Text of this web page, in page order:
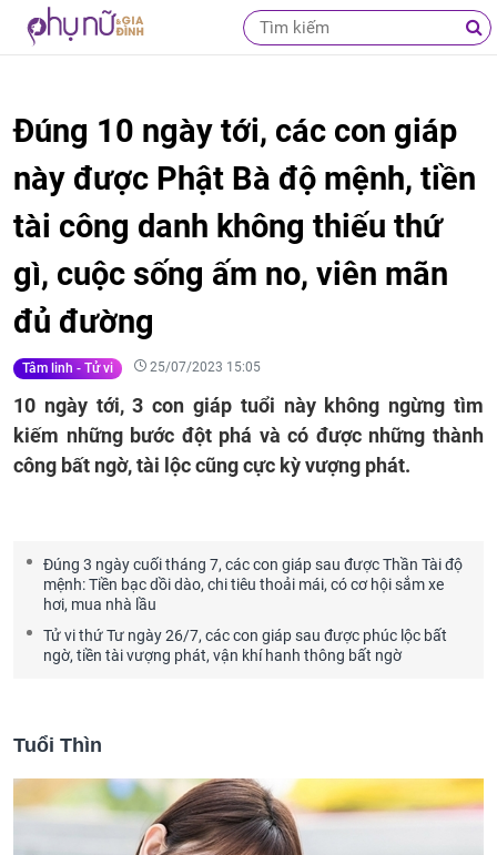
Đúng 10 ngày tới, các con giáp
này được Phật Bà độ mệnh, tiền
tài công danh không thiếu thứ
gì, cuộc sống ấm no, viên mãn
đủ đường
Tâm linh - Tử vi 25/07/2023 15:05
10 ngày tới, 3 con giáp tuổi này không ngừng tìm
kiếm những bước đột phá và có được những thành
công bất ngờ, tài lộc cũng cực kỳ vượng phát.
Đúng 3 ngày cuối tháng 7, các con giáp sau được Thần Tài độ
mệnh: Tiền bạc dồi dào, chi tiêu thoải mái, có cơ hội sắm xe
hơi, mua nhà lầu
Tử vi thứ Tư ngày 26/7, các con giáp sau được phúc lộc bất
ngờ, tiền tài vượng phát, vận khí hanh thông bất ngờ
Tuổi Thìn